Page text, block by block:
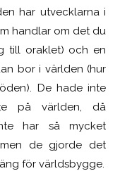
har utvecklarna i
handlar om det du
till oraklet) och en
bor i världen (hur
De hade inte
på världen, då
har så mycket
men de gjorde det
för världsbygge.